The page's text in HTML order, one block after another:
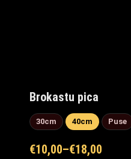
Brokastu pica
30cm 40cm Puse
€10,00–€18,00